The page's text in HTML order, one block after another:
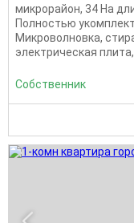
микрорайон, 34 На
Полностью
Микроволновка,
электрическая плита,
Собственник